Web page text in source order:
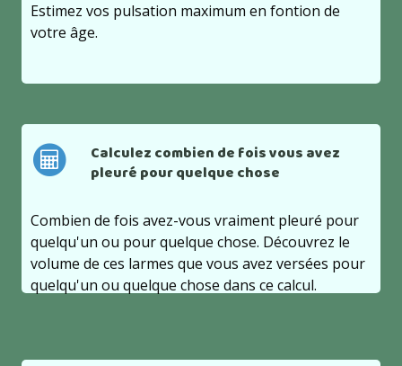
Estimez vos pulsation maximum en fontion de
votre âge.
Calculez combien de fois vous avez
pleuré pour quelque chose
Combien de fois avez-vous vraiment pleuré pour
quelqu'un ou pour quelque chose. Découvrez le
volume de ces larmes que vous avez versées pour
quelqu'un ou quelque chose dans ce calcul.